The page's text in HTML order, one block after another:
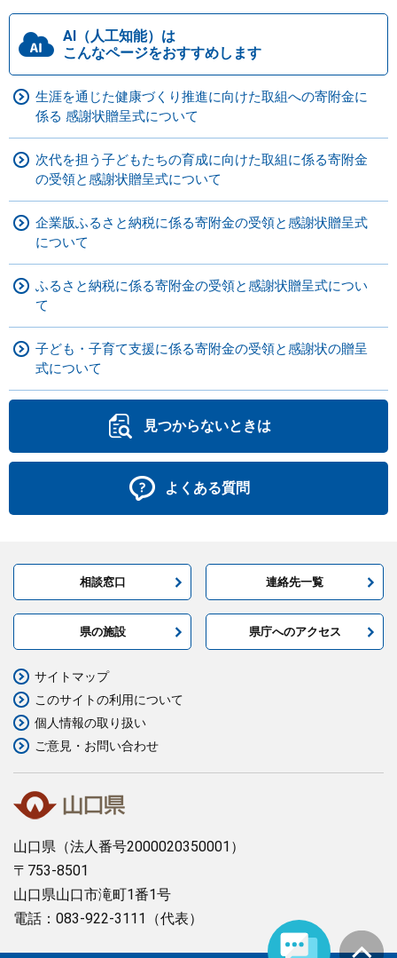
AI（人工知能）は
こんなページをおすすめします
生涯を通じた健康づくり推進に向けた取組への寄附金に
係る 感謝状贈呈式について
次代を担う子どもたちの育成に向けた取組に係る寄附金
の受領と感謝状贈呈式について
企業版ふるさと納税に係る寄附金の受領と感謝状贈呈式
について
ふるさと納税に係る寄附金の受領と感謝状贈呈式につい
て
子ども・子育て支援に係る寄附金の受領と感謝状の贈呈
式について
見つからないときは
よくある質問
相談窓口 連絡先一覧
県の施設 県庁へのアクセス
山口県 （法人番号2000020350001）
〒753-8501
山口県山口市滝町1番1号
電話：083-922-3111（代表）
サイトマップ
このサイトの利用について
個人情報の取り扱い
ご意見・お問い合わせ